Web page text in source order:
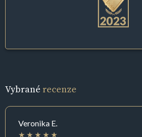
Vybrané recenze
Veronika E.